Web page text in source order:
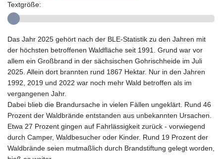
Textgröße:
Das Jahr 2025 gehört nach der BLE-Statistik zu den Jahren mit
der höchsten betroffenen Waldfläche seit 1991. Grund war vor
allem ein Großbrand in der sächsischen Gohrischheide im Juli
2025. Allein dort brannten rund 1867 Hektar. Nur in den Jahren
1992, 2019 und 2022 war noch mehr Wald betroffen als im
vergangenen Jahr.
Dabei blieb die Brandursache in vielen Fällen ungeklärt. Rund 46
Prozent der Waldbrände entstanden aus unbekannten Ursachen.
Etwa 27 Prozent gingen auf Fahrlässigkeit zurück - vorwiegend
durch Camper, Waldbesucher oder Kinder. Rund 19 Prozent der
Waldbrände seien mutmaßlich durch Brandstiftung gelegt worden,